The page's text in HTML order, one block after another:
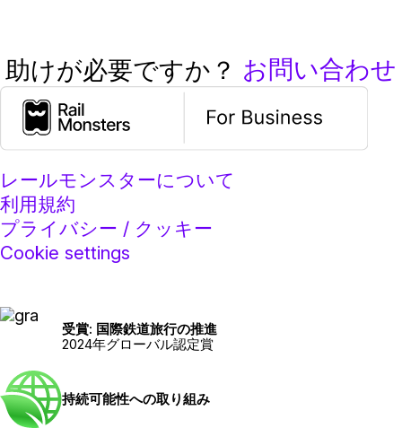
助けが必要ですか？ お問い合わせ
レールモンスターについて
利用規約
プライバシー / クッキー
Cookie settings
受賞: 国際鉄道旅行の推進
2024年グローバル認定賞
持続可能性への取り組み